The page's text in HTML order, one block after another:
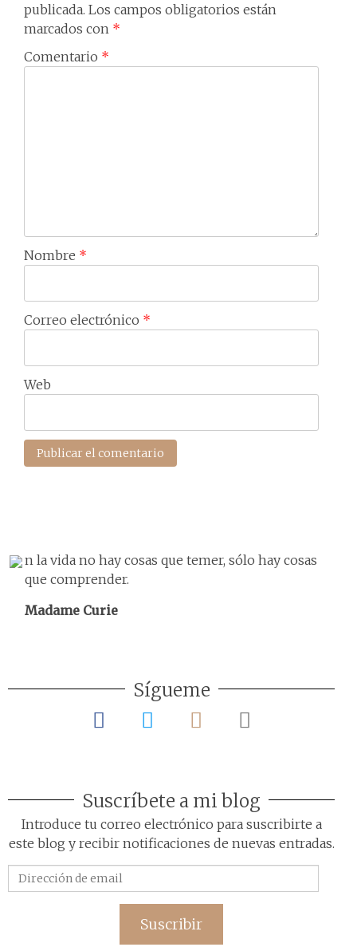
publicada. Los campos obligatorios están
marcados con *
Comentario *
Nombre *
Correo electrónico *
Web
n la vida no hay cosas que temer, sólo hay cosas
que comprender.
Madame Curie
Sígueme
Suscríbete a mi blog
Introduce tu correo electrónico para suscribirte a
este blog y recibir notificaciones de nuevas entradas.
de
Suscribir